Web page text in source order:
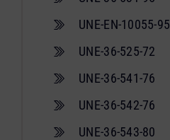
UNE-EN-10055-95
UNE-36-525-72
UNE-36-541-76
UNE-36-542-76
UNE-36-543-80